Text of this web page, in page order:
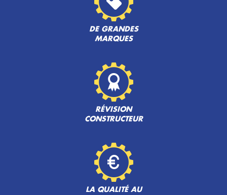
DE GRANDES
MARQUES
RÉVISION
CONSTRUCTEUR
LA QUALITÉ AU